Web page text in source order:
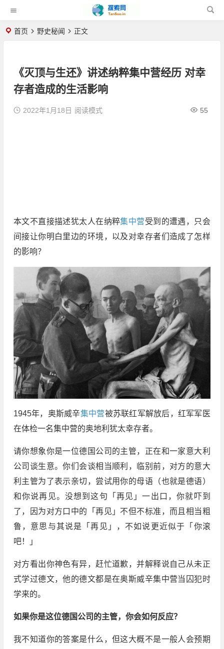
首页 野史秘闻 正文
《灭顶与生还》讲述纳粹集中营经历 对幸
存者造成的生活影响
2022年1月18日 55
阅读模式
本文不直接描述犹太人在纳粹集中营受到的遭遇，只会
间接让你明白里边的环境，以及对幸存者们造成了怎样
的影响？
1945年，奥斯威辛集中营被苏联红军解放后，红军军医
在体检一名集中营的奥地利犹太幸存者。
请你想象你是一位德国公司的主管，正在和一家意大利
公司谈生意。你们会谈相当顺利，临别前，对方的意大
利主管为了表示亲切，尝试用你的母语（也就是德语）
和你说再见。没想到这句「再见」一出口，你就吓到
了，因为对方口中的「再见」不但不标准，而且相当粗
鲁，意思与其说是「再见」，不如说更近似于「你滚
吧！」
对方看出你神色有异，赶忙道歉，并解释说自己从未正
式学过德文，他的德文都是在奥斯威辛集中营当囚犯时
学来的。
如果你是这位德国公司的主管，你会如何反应？
我不知道你的答案是什么，但这大概不是一般人会预期